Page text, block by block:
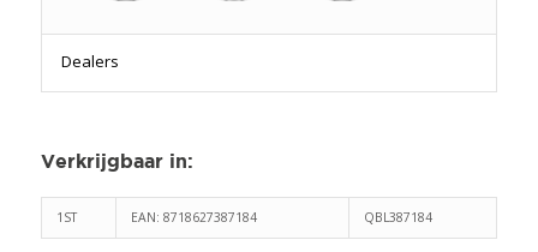
Dealers
Verkrijgbaar in:
1ST EAN: 8718627387184 QBL387184